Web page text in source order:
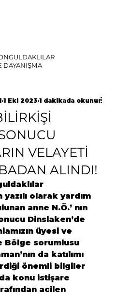
DAYANIŞMA
VELAYETİ
ALINDI!
1 Eki 2023 1 dakikada okunur
olarak yardım
anne N.Ö.’ nın
Dinslaken’de
üyesi ve
Bölge sorumlusu
da katılımı
önemli bilgiler
konu istişare
acilen